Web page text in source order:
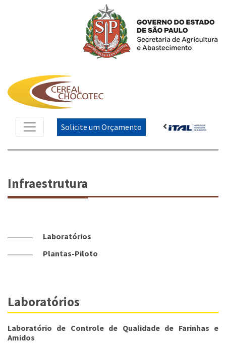
Solicite um Orçamento
Infraestrutura
Laboratórios
Plantas-Piloto
Laboratórios
Laboratório de Controle de Qualidade de Farinhas e
Amidos